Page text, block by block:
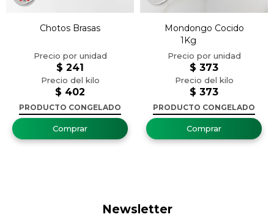
Chotos Brasas
$ 402
$ 241
PRODUCTO CONGELADO
Mondongo Cocido
1Kg
$ 373
$ 373
PRODUCTO CONGELADO
Newsletter